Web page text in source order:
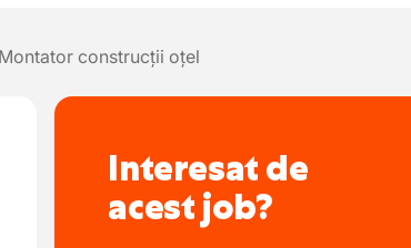
Montator construcții oțel
Interesat de
acest job?